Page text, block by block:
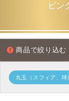
ピン
商品で絞り込む
丸玉（スフィア、球